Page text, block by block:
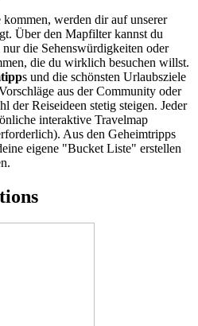
werden dir auf unserer
Über den Mapfilter kannst du
die Sehenswürdigkeiten oder
die du wirklich besuchen willst.
s und die schönsten Urlaubsziele
aus der Community oder
der Reiseideen stetig steigen. Jeder
interaktive Travelmap
Aus den Geheimtripps
eigene "Bucket Liste" erstellen